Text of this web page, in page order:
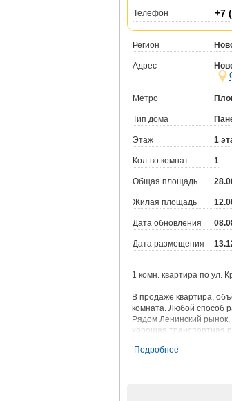
Телефон +7
Регион
Адрес
Метро
Тип дома
Этаж 1
Кол-во комнат 1
Общая площадь
Жилая площадь
Дата обновления
Дата размещения
1 комн. квартира по ул.
В продаже квартира,
комната. Любой способ
Рядом Ленинский
хорошая транспортная
Торг уместен.
Подробнее